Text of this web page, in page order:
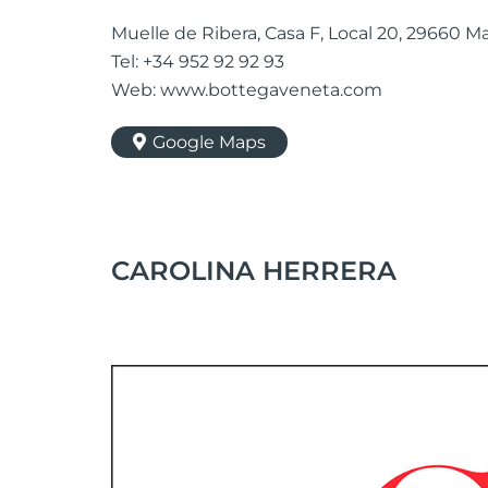
Muelle de Ribera, Casa F, Local 20, 29660
Tel: +34 952 92 92 93
Web: www.bottegaveneta.com
Google Maps
CAROLINA HERRERA